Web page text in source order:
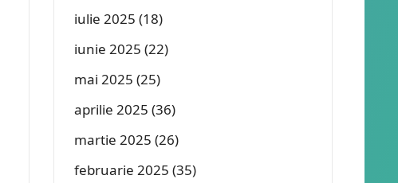
iulie 2025 (18)
iunie 2025 (22)
mai 2025 (25)
aprilie 2025 (36)
martie 2025 (26)
februarie 2025 (35)